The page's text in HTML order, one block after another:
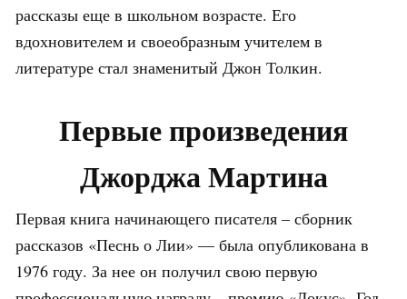
рассказы еще в школьном возрасте. Его
вдохновителем и своеобразным учителем в
литературе стал знаменитый Джон Толкин.
Первые произведения
Джорджа Мартина
Первая книга начинающего писателя – сборник
рассказов «Песнь о Лии» — была опубликована в
1976 году. За нее он получил свою первую